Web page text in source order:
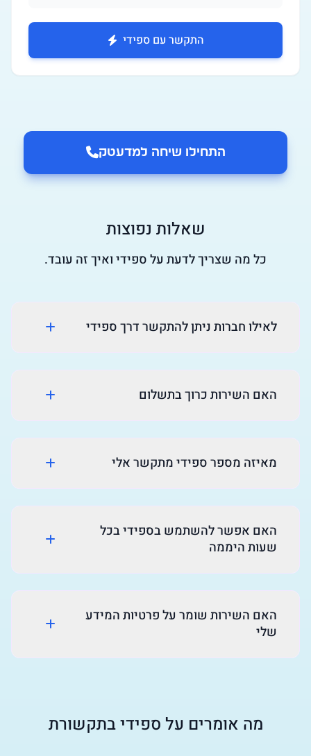
התקשר עם ספידי
התחילו שיחה למדעטק
שאלות נפוצות
כל מה שצריך לדעת על ספידי ואיך זה עובד.
לאילו חברות ניתן להתקשר דרך ספידי
האם השירות כרוך בתשלום
מאיזה מספר ספידי מתקשר אלי
האם אפשר להשתמש בספידי בכל
שעות היממה
האם השירות שומר על פרטיות המידע
שלי
מה אומרים על ספידי בתקשורת